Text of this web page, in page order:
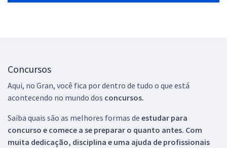
Concursos
Aqui, no Gran, você fica por dentro de tudo o que está
acontecendo no mundo dos concursos.
Saiba quais são as melhores formas de estudar para
concurso e comece a se preparar o quanto antes. Com
muita dedicação, disciplina e uma ajuda de profissionais